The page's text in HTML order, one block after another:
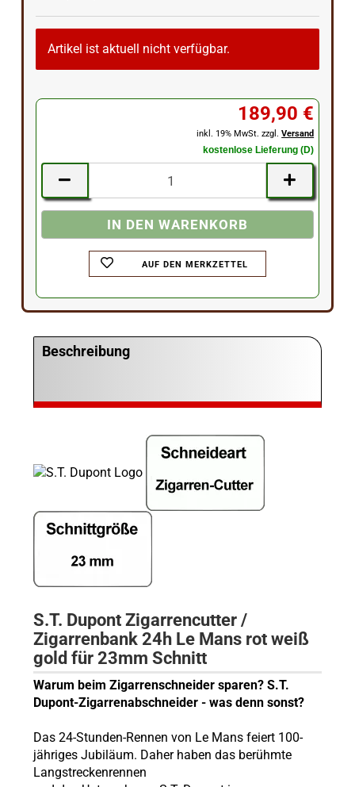
Artikel ist aktuell nicht verfügbar.
189,90 €
inkl. 19% MwSt. zzgl.Versand
kostenlose Lieferung (D)
AUF DEN MERKZETTEL
Beschreibung
S.T. Dupont Zigarrencutter /
Zigarrenbank 24h Le Mans rot weiß
gold für 23mm Schnitt
Warum beim Zigarrenschneider sparen? S.T.
Dupont-Zigarrenabschneider - was denn sonst?
Das 24-Stunden-Rennen von Le Mans feiert 100-
jähriges Jubiläum. Daher haben das berühmte
Langstreckenrennen